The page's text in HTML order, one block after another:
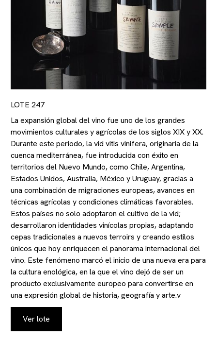
LOTE 247
La expansión global del vino fue uno de los grandes
movimientos culturales y agrícolas de los siglos XIX y XX.
Durante este periodo, la vid vitis vinifera, originaria de la
cuenca mediterránea, fue introducida con éxito en
territorios del Nuevo Mundo, como Chile, Argentina,
Estados Unidos, Australia, México y Uruguay, gracias a
una combinación de migraciones europeas, avances en
técnicas agrícolas y condiciones climáticas favorables.
Estos países no solo adoptaron el cultivo de la vid;
desarrollaron identidades vinícolas propias, adaptando
cepas tradicionales a nuevos terroirs y creando estilos
únicos que hoy enriquecen el panorama internacional del
vino. Este fenómeno marcó el inicio de una nueva era para
la cultura enológica, en la que el vino dejó de ser un
producto exclusivamente europeo para convertirse en
una expresión global de historia, geografía y arte.v
Ver lote